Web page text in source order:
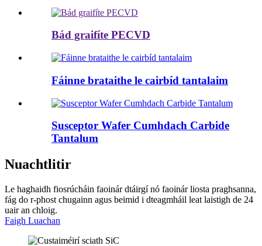
Bád graifíte PECVD
Fáinne brataithe le cairbíd tantalaim
Susceptor Wafer Cumhdach Carbide
Tantalum
Nuachtlitir
Le haghaidh fiosrúcháin faoinár dtáirgí nó faoinár liosta praghsanna,
fág do r-phost chugainn agus beimid i dteagmháil leat laistigh de 24
uair an chloig.
Faigh Luachan